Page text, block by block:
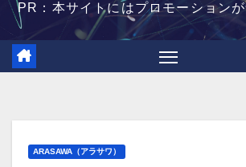
PR：本サイトにはプロモーション
ARASAWA（アラサワ）